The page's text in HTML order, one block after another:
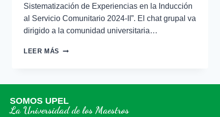
Sistematización de Experiencias en la Inducción
al Servicio Comunitario 2024-II”. El chat grupal va
dirigido a la comunidad universitaria…
LEER MÁS
SOMOS UPEL
La Universidad de los Maestros